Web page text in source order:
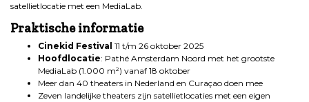
satellietlocatie met een MediaLab.
Praktische informatie
Cinekid Festival 11 t/m 26 oktober 2025
Hoofdlocatie: Pathé Amsterdam Noord met het grootste
MediaLab (1.000 m²) vanaf 18 oktober
Meer dan 40 theaters in Nederland en Curaçao doen mee
Zeven landelijke theaters zijn satellietlocaties met een eigen